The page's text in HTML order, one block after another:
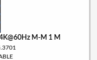
M-M 1 M